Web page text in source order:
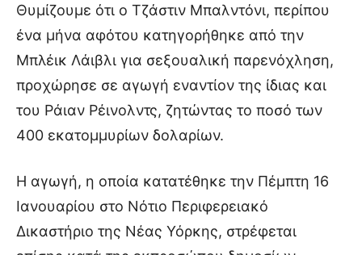
Θυμίζουμε ότι ο Τζάστιν Μπαλντόνι, περίπου
ένα μήνα αφότου κατηγορήθηκε από την
Μπλέικ Λάιβλι για σεξουαλική παρενόχληση,
προχώρησε σε αγωγή εναντίον της ίδιας και
του Ράιαν Ρέινολντς, ζητώντας το ποσό των
400 εκατομμυρίων δολαρίων.
Η αγωγή, η οποία κατατέθηκε την Πέμπτη 16
Ιανουαρίου στο Νότιο Περιφερειακό
Δικαστήριο της Νέας Υόρκης, στρέφεται